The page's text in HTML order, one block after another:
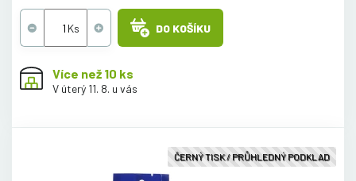
DO KOŠÍKU
Více než 10 ks
V úterý 11. 8. u vás
ČERNÝ TISK / PRŮHLEDNÝ PODKLAD